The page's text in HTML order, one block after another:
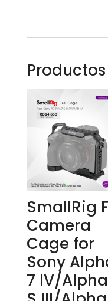
SmallRig
Camera
Cage for
Sony
7 IV/